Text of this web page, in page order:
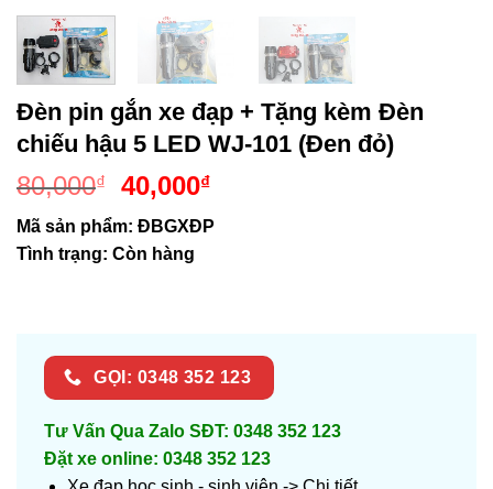
Đèn pin gắn xe đạp + Tặng kèm Đèn
chiếu hậu 5 LED WJ-101 (Đen đỏ)
80,000₫
Giá
là:
80,000₫.
40,000₫Giá
tại
Mã sản phẩm: ĐBGXĐP
Tình trạng: Còn hàng
GỌI: 0348 352 123
Tư Vấn Qua Zalo SĐT: 0348 352 123
Đặt xe online: 0348 352 123